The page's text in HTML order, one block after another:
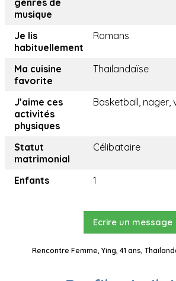
genres de
musique
Je lis
habituellement
Romans
Ma cuisine
favorite
Thailandaïse
J’aime ces
activités
physiques
Basketball, nager,
Statut
matrimonial
Célibataire
Enfants 1
Ecrire un message
Rencontre Femme, Ying, 41 ans,